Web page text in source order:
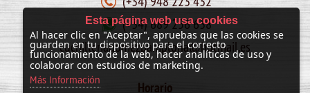
(+34) 689 256 638
cuchilleriagomezpamplona@hotmail.es
Horario
Esta página web usa cookies
Al hacer clic en "Aceptar", apruebas que las cookies se
guarden en tu dispositivo para el correcto
funcionamiento de la web, hacer analíticas de uso y
colaborar con estudios de marketing.
Más Información